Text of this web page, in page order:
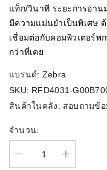
แท็ก/วินาที ระยะการอ่า
มีความแม่นยำเป็นพิเศษ
เชื่อมต่อกับคอมพิวเตอร์
กว่าที่เคย
แบรนด์: Zebra
SKU: RFD4031-
สินค้าในคลัง: สอบถามข้
จำนวน: